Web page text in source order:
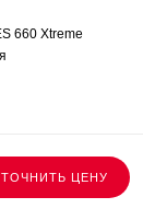
660 Xtreme
ЦЕНУ